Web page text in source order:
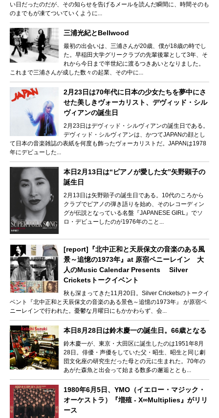
い日だったのだが、その知らせを告げるメールを読んだ瞬間に、時間そのも
のまでもが凍てついていくように...
三浦光紀とBellwood
最初の出会いは、三浦さんが20歳、僕が18歳の時でし
た。早稲田大学グリークラブの先輩後輩として3年、そ
れから今日まで半世紀に渡るつきあいとなりました。
これまで三浦さんが成した数々の起業、その中に...
2月23日は70年代に日本の少女たちを夢中にさ
せた美しきヴォーカリスト、デヴィッド・シル
ヴィアンの誕生日
2月23日はデヴィッド・シルヴィアンの誕生日である。
デヴィッド・シルヴィアンは、かつてJAPANの顔とし
て日本の音楽雑誌の表紙を何度も飾ったヴォーカリストだ。JAPANは1978
年にデビューした...
本日2月13日は“ピアノが愛した女”矢野顕子の
誕生日
2月13日は矢野顕子の誕生日である。10代のころから
クラブでピアノの弾き語りを始め、そのレコーディン
グが伝説となっている名盤『JAPANESE GIRL』でソ
ロ・デビューしたのが1976年のこと...
[report]『北中正和と天辰保文の音楽のある風
景～追憶の1973年』at 原宿ペニーレイン 大
人のMusic Calendar Presents Silver
Cricketsトークイベント
秋も深まってきた11月20日。Silver Cricketsのトークイ
ベント『北中正和と天辰保文の音楽のある景色～追憶の1973年』 が原宿ペ
ニーレインで行われた。憂鬱な月曜日にもかかわらず、会...
本日8月28日は鈴木慶一の誕生日。66歳となる
鈴木慶一が、東京・大田区に誕生したのは1951年8月
28日。俳優・声優をしていた父・昭生、昭生と同じ劇
団文化座の研究生だった母との元に生まれた。70年の
あがた森魚と出会って始まる数多の邂逅ととも...
1980年6月5日、YMO（イエロー・マジック・
オーケストラ）『増殖 - X∞Multiplies』がリリ
ース